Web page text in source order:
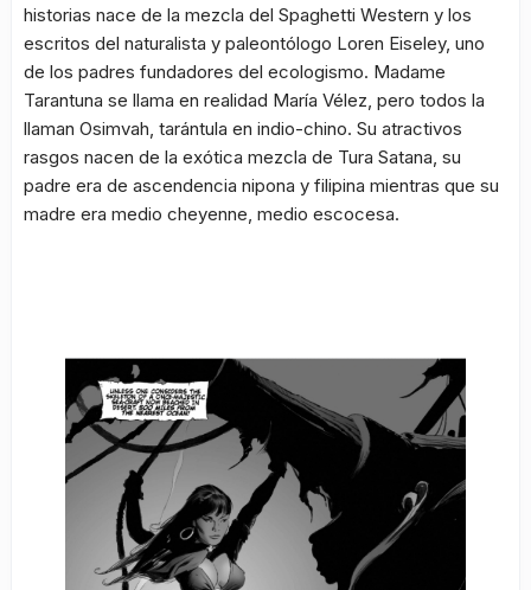
historias nace de la mezcla del Spaghetti Western y los
escritos del naturalista y paleontólogo Loren Eiseley, uno
de los padres fundadores del ecologismo. Madame
Tarantuna se llama en realidad María Vélez, pero todos la
llaman Osimvah, tarántula en indio-chino. Su atractivos
rasgos nacen de la exótica mezcla de Tura Satana, su
padre era de ascendencia nipona y filipina mientras que su
madre era medio cheyenne, medio escocesa.